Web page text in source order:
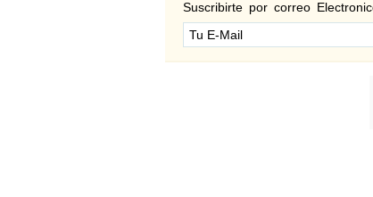
Suscribirte por correo